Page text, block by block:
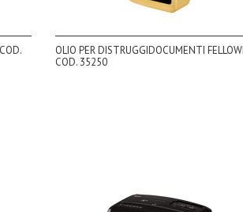
OLIO PER DISTRUGGIDOCUMENTI
COD. 35250